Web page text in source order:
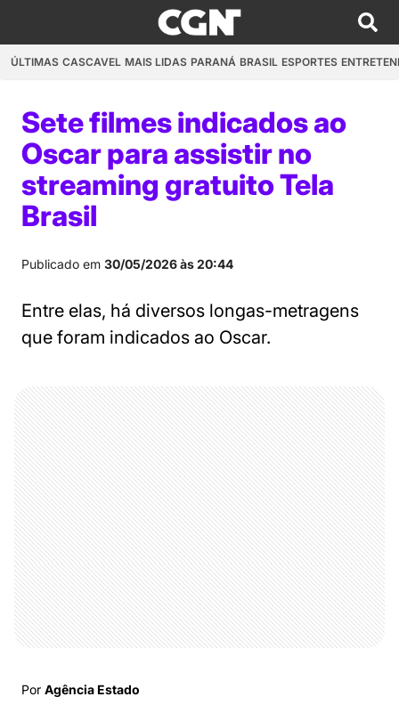
ÚLTIMAS CASCAVEL MAIS LIDAS PARANÁ BRASIL ESPORTES
Sete filmes indicados ao
Oscar para assistir no
streaming gratuito Tela
Brasil
Publicado em 30/05/2026 às 20:44
Entre elas, há diversos longas-metragens
que foram indicados ao Oscar.
Por Agência Estado